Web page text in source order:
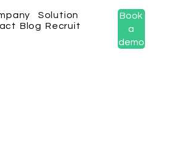
Solution
Blog Recruit
Book
a
demo